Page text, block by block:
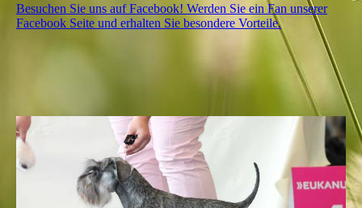
Besuchen Sie uns auf Facebook! Werden Sie ein Fan unserer
Facebook Seite und erhalten Sie besondere Vorteile.